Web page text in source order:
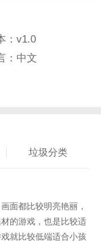
加了剧情线玩家
：v1.0
：中文
垃圾分类
面都比较明亮艳丽，
的游戏，也是比较适
就比较低端适合小孩